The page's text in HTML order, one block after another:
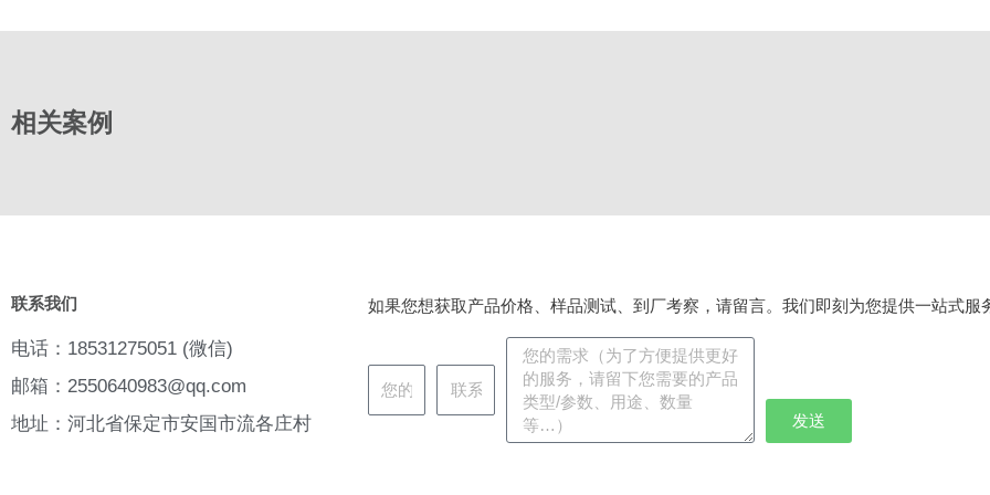
相关案例
联系我们
电话：18531275051 (微信)
邮箱：2550640983@qq.com
地址：河北省保定市安国市流各庄村
如果您想获取产品价格、样品测试、到厂考察，请留言。我们即刻为您提供一站式服
发送